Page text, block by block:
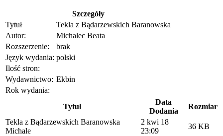
Szczegóły
Tytuł
Tekla z Bądarzewskich Baranowska
Autor:
Michalec Beata
Rozszerzenie:
brak
Język wydania: polski
Ilość stron:
Wydawnictwo: Ekbin
Rok wydania:
Tytuł
Data
Dodania
Rozmiar
Tekla z Bądarzewskich Baranowska
Michale
2 kwi 18
23:09
36 KB